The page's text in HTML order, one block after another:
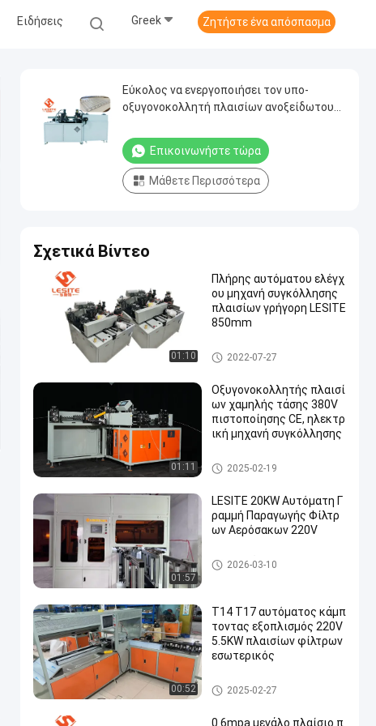
Ειδήσεις Greek Ζητήστε ένα απόσπασμα
Εύκολος να ενεργοποιήσει τον υπο-
οξυγονοκολλητή πλαισίων ανοξείδωτου
Επικοινωνήστε τώρα
Μάθετε Περισσότερα
Σχετικά Βίντεο
01:10
Πλήρης αυτόματου ελέγχ
ου μηχανή συγκόλλησης
πλαισίων γρήγορη LESITE
850mm
Οξυγονοκολλητής πλαισίων
2022-07-27
01:11
Οξυγονοκολλητής πλαισί
ων χαμηλής τάσης 380V
πιστοποίησης CE, ηλεκτρ
ική μηχανή συγκόλλησης
Οξυγονοκολλητής πλαισίων
2025-02-19
01:57
LESITE 20KW Αυτόματη Γ
ραμμή Παραγωγής Φίλτρ
ων Αερόσακων 220V
Φίλτρο αέρα που κατασκευάζ
ει τη μηχανή
2026-03-10
00:52
T14 T17 αυτόματος κάμπ
τοντας εξοπλισμός 220V
5.5KW πλαισίων φίλτρων
εσωτερικός
Φίλτρο τσεπών που κατασκε
υάζει τη μηχανή
2025-02-27
0.6mpa μεγάλο πλαίσιο π